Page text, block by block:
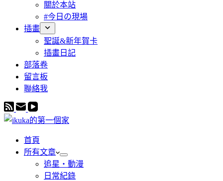
關於本站
#今日の現場
插畫
聖誕&新年賀卡
插畫日記
部落卷
留言板
聯絡我
首頁
所有文章
追星・動漫
日常紀錄